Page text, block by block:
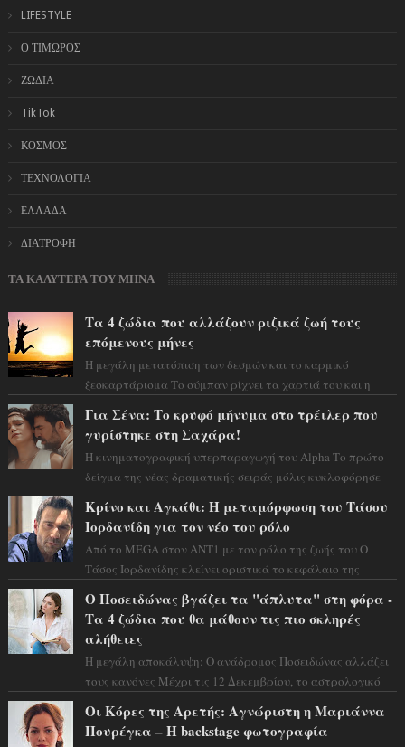
LIFESTYLE
Ο ΤΙΜΩΡΟΣ
ΖΩΔΙΑ
TikTok
ΚΟΣΜΟΣ
ΤΕΧΝΟΛΟΓΙΑ
ΕΛΛΑΔΑ
ΔΙΑΤΡΟΦΗ
ΤΑ ΚΑΛΥΤΕΡΑ ΤΟΥ ΜΗΝΑ
Τα 4 ζώδια που αλλάζουν ριζικά ζωή τους
επόμενους μήνες
Η μεγάλη μετατόπιση των δεσμών και το καρμικό
ξεσκαρτάρισμα Το σύμπαν ρίχνει τα χαρτιά του και η
Για Σένα: Το κρυφό μήνυμα στο τρέιλερ που
γυρίστηκε στη Σαχάρα!
Η κινηματογραφική υπερπαραγωγή του Alpha Το πρώτο
δείγμα της νέας δραματικής σειράς μόλις κυκλοφόρησε
Κρίνο και Αγκάθι: Η μεταμόρφωση του Τάσου
Ιορδανίδη για τον νέο του ρόλο
Από το MEGA στον ΑΝΤ1 με τον ρόλο της ζωής του Ο
Τάσος Ιορδανίδης κλείνει οριστικά το κεφάλαιο της
Ο Ποσειδώνας βγάζει τα "άπλυτα" στη φόρα -
Τα 4 ζώδια που θα μάθουν τις πιο σκληρές
αλήθειες
Η μεγάλη αποκάλυψη: Ο ανάδρομος Ποσειδώνας αλλάζει
τους κανόνες Μέχρι τις 12 Δεκεμβρίου, το αστρολογικό
Οι Κόρες της Αρετής: Αγνώριστη η Μαριάννα
Πουρέγκα – H backstage φωτογραφία